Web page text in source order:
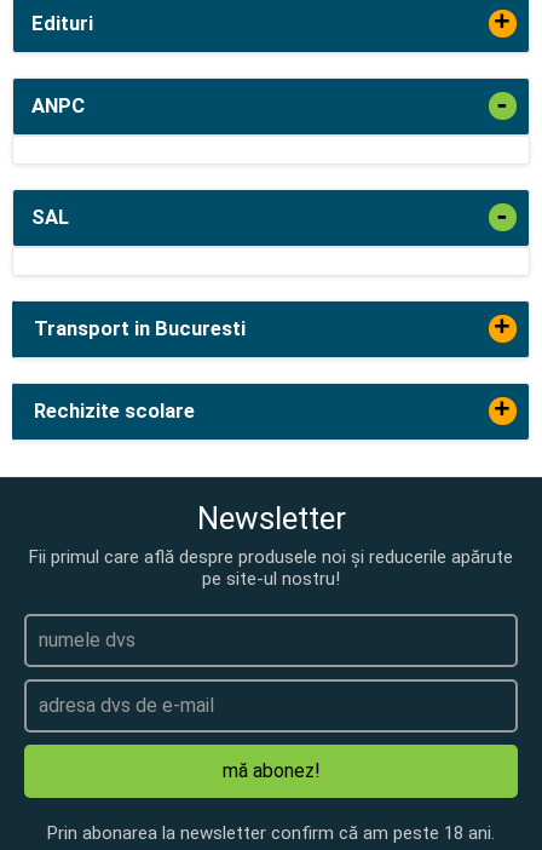
Edituri +
ANPC -
SAL -
Transport in Bucuresti +
Rechizite scolare +
Newsletter
Fii primul care află despre produsele noi și reducerile apărute
pe site-ul nostru!
mă abonez!
Prin abonarea la newsletter confirm că am peste 18 ani.